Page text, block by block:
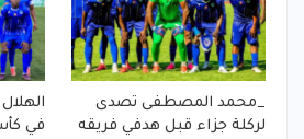
_محمد المصطفى تصدى
لركلة جزاء قبل هدفي فريقه
في